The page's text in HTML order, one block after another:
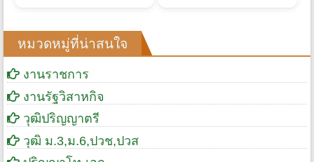
หมวดหมู่ที่น่าสนใจ
งานราชการ
งานรัฐวิสาหกิจ
วุฒิปริญญาตรี
วุฒิ ม.3,ม.6,ปวช,ปวส